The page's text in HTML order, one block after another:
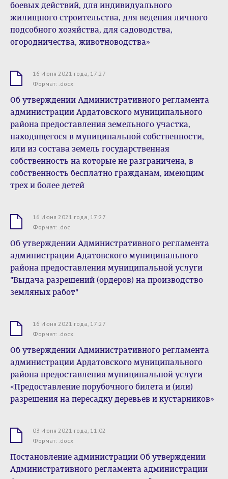
боевых действий, для индивидуального
жилищного строительства, для ведения личного
подсобного хозяйства, для садоводства,
огородничества, животноводства»
16 Июня 2021 года, 17:27
Формат: .docx
Об утверждении Административного регламента
администрации Ардатовского муниципального
района предоставления земельного участка,
находящегося в муниципальной собственности,
или из состава земель государственная
собственность на которые не разграничена, в
собственность бесплатно гражданам, имеющим
трех и более детей
16 Июня 2021 года, 17:27
Формат: .doc
Об утверждении Административного регламента
администрации Адатовского муниципального
района предоставления муниципальной услуги
"Выдача разрешений (ордеров) на производство
земляных работ"
16 Июня 2021 года, 17:27
Формат: .docx
Об утверждении Административного регламента
администрации Ардатовского муниципального
района предоставления муниципальной услуги
«Предоставление порубочного билета и (или)
разрешения на пересадку деревьев и кустарников»
03 Июня 2021 года, 11:02
Формат: .docx
Постановление администрации Об утверждении
Административного регламента администрации